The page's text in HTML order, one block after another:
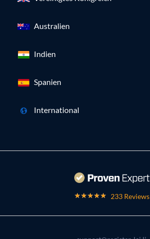
Australien
Indien
Spanien
International
233 Reviews